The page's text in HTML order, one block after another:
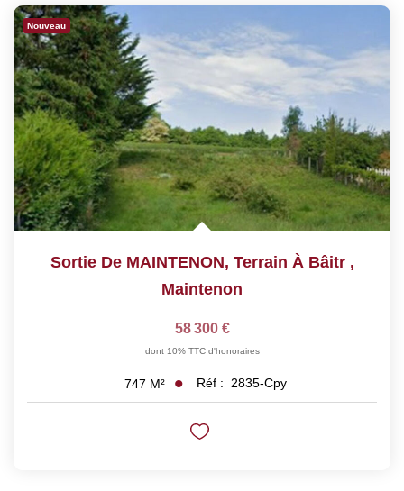
Nouveau
Sortie De MAINTENON, Terrain À Bâitr ,
Maintenon
58 300 €
dont 10% TTC d'honoraires
747 M² Réf : 2835-Cpy